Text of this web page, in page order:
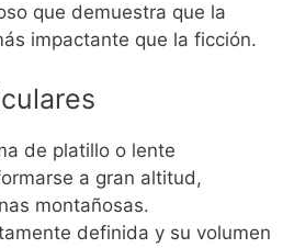
que demuestra que la
impactante que la ficción.
de platillo o lente
a gran altitud,
montañosas.
definida y su volumen